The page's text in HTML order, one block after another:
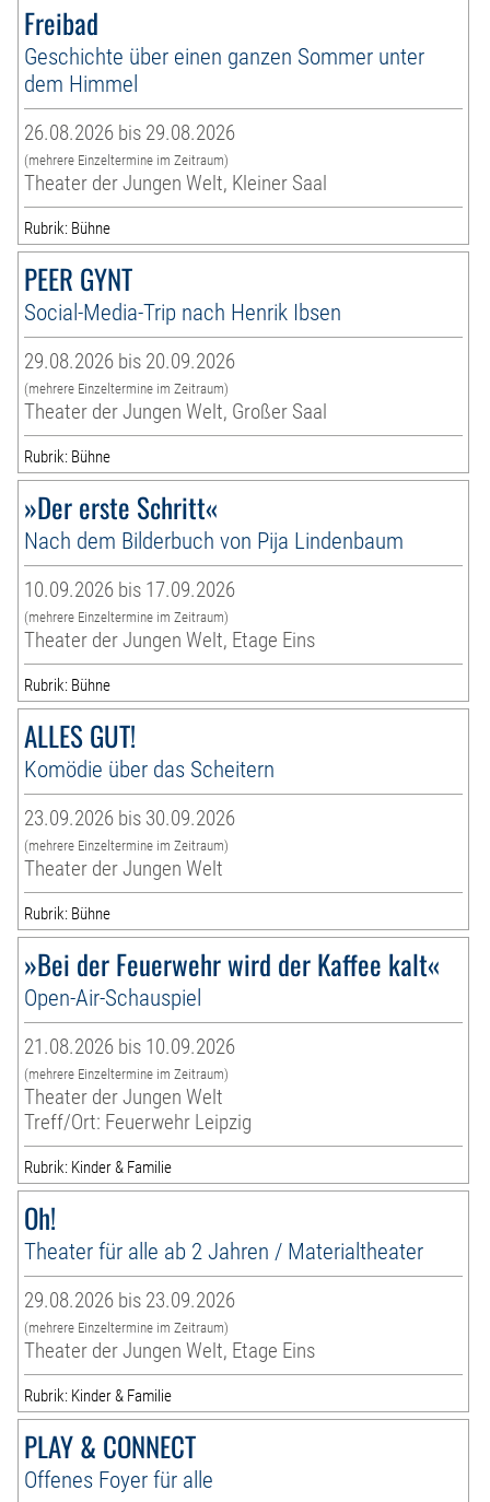
Freibad
Geschichte über einen ganzen Sommer unter
dem Himmel
26.08.2026 bis 29.08.2026
(mehrere Einzeltermine im Zeitraum)
Theater der Jungen Welt, Kleiner Saal
Rubrik: Bühne
PEER GYNT
Social-Media-Trip nach Henrik Ibsen
29.08.2026 bis 20.09.2026
(mehrere Einzeltermine im Zeitraum)
Theater der Jungen Welt, Großer Saal
Rubrik: Bühne
»Der erste Schritt«
Nach dem Bilderbuch von Pija Lindenbaum
10.09.2026 bis 17.09.2026
(mehrere Einzeltermine im Zeitraum)
Theater der Jungen Welt, Etage Eins
Rubrik: Bühne
ALLES GUT!
Komödie über das Scheitern
23.09.2026 bis 30.09.2026
(mehrere Einzeltermine im Zeitraum)
Theater der Jungen Welt
Rubrik: Bühne
»Bei der Feuerwehr wird der Kaffee kalt«
Open-Air-Schauspiel
21.08.2026 bis 10.09.2026
(mehrere Einzeltermine im Zeitraum)
Theater der Jungen Welt
Treff/Ort: Feuerwehr Leipzig
Rubrik: Kinder & Familie
Oh!
Theater für alle ab 2 Jahren / Materialtheater
29.08.2026 bis 23.09.2026
(mehrere Einzeltermine im Zeitraum)
Theater der Jungen Welt, Etage Eins
Rubrik: Kinder & Familie
PLAY & CONNECT
Offenes Foyer für alle